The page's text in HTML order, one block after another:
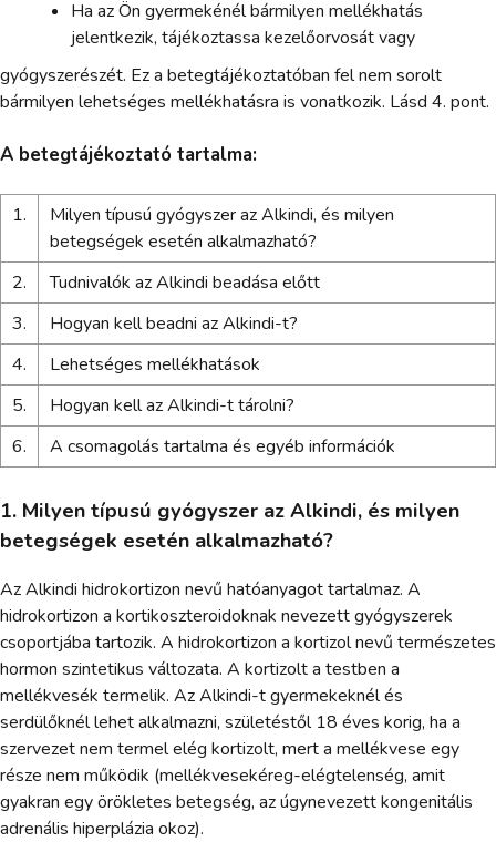
Ha az Ön gyermekénél bármilyen mellékhatás
jelentkezik, tájékoztassa kezelőorvosát vagy
gyógyszerészét. Ez a betegtájékoztatóban fel nem sorolt
bármilyen lehetséges mellékhatásra is vonatkozik. Lásd 4. pont.
A betegtájékoztató tartalma:
1.
Milyen típusú gyógyszer az Alkindi, és milyen
betegségek esetén alkalmazható?
2.
Tudnivalók az Alkindi beadása előtt
3.
Hogyan kell beadni az Alkindi-t?
4.
Lehetséges mellékhatások
5.
Hogyan kell az Alkindi-t tárolni?
6.
A csomagolás tartalma és egyéb információk
1. Milyen típusú gyógyszer az Alkindi, és milyen
betegségek esetén alkalmazható?
Az Alkindi hidrokortizon nevű hatóanyagot tartalmaz. A
hidrokortizon a kortikoszteroidoknak nevezett gyógyszerek
csoportjába tartozik. A hidrokortizon a kortizol nevű természetes
hormon szintetikus változata. A kortizolt a testben a
mellékvesék termelik. Az Alkindi-t gyermekeknél és
serdülőknél lehet alkalmazni, születéstől 18 éves korig, ha a
szervezet nem termel elég kortizolt, mert a mellékvese egy
része nem működik (mellékvesekéreg-elégtelenség, amit
gyakran egy örökletes betegség, az úgynevezett kongenitális
adrenális hiperplázia okoz).